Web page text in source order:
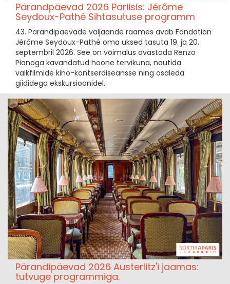
Pärandpäevad 2026 Pariisis: Jérôme
Seydoux-Pathé Sihtasutuse programm
43. Pärandipäevade väljaande raames avab Fondation
Jérôme Seydoux-Pathé oma uksed tasuta 19. ja 20.
septembril 2026. See on võimalus avastada Renzo
Pianoga kavandatud hoone tervikuna, nautida
vaikfilmide kino-kontserdiseansse ning osaleda
giididega ekskursioonidel.
Pärandipäevad 2026 Austerlitz'i jaamas:
tutvuge programmiga.